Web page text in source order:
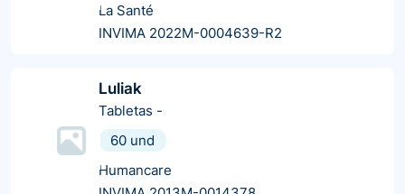
La Santé
INVIMA 2022M-0004639-R2
Luliak
Tabletas -
60 und
Humancare